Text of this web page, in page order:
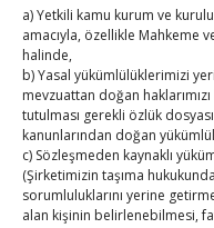
a) Yetkili kamu kurum ve
amacıyla, özellikle Mahkeme
halinde,
b) Yasal yükümlülüklerimizi
mevzuattan doğan
tutulması gerekli özlük
kanunlarından doğan
c) Sözleşmeden kaynaklı
(Şirketimizin taşıma
sorumluluklarını yerine
alan kişinin belirlenebilmesi,
24
25 26
31
E-BÜLTEN
Kasaba Ekonomi Dergisi